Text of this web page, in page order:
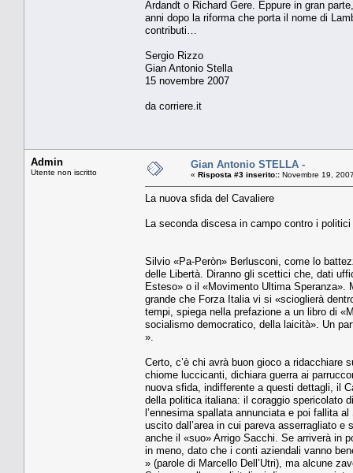
Ardandt o Richard Gere. Eppure in gran
anni dopo la riforma che porta il nome di
contributi…
Sergio Rizzo
Gian Antonio Stella
15 novembre 2007
da corriere.it
Admin
Utente non iscritto
Gian Antonio STELLA -
« Risposta #3 inserito:: Novembre 19,
La nuova sfida del Cavaliere
La seconda discesa in campo contro i politici
Silvio «Pa-Peròn» Berlusconi, come lo
delle Libertà. Diranno gli scettici che, dati
Esteso» o il «Movimento Ultima
grande che Forza Italia vi si «scioglierà
tempi, spiega nella prefazione a un libro di
socialismo democratico, della laicità». Un
».
Certo, c’è chi avrà buon gioco a
chiome luccicanti, dichiara guerra ai
nuova sfida, indifferente a questi dettagli, il
della politica italiana: il coraggio spericolato
l’ennesima spallata annunciata e poi fallita
uscito dall’area in cui pareva asserragliato
anche il «suo» Arrigo Sacchi. Se arriverà in
in meno, dato che i conti aziendali vanno
» (parole di Marcello Dell’Utri), ma alcune